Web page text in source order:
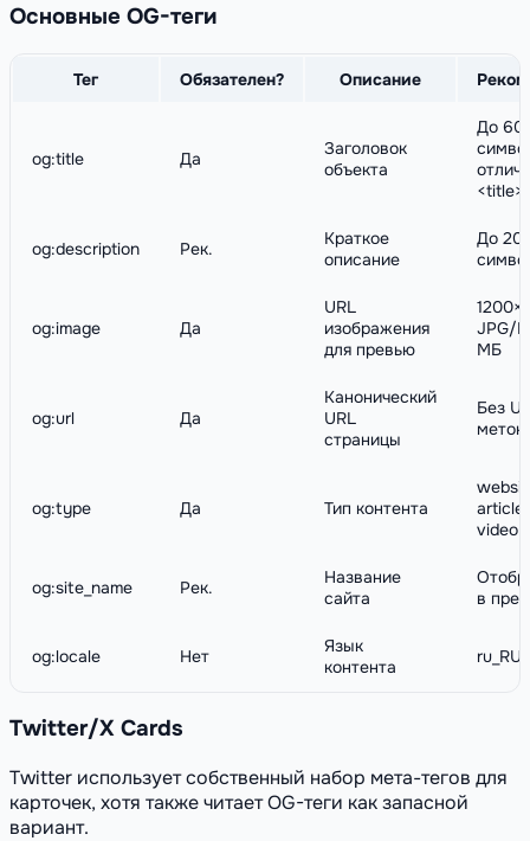
Основные OG-теги
Тег Обязателен? Описание
og:title Да
Заголовок
объекта
До 60
<title>
og:description Рек.
Краткое
описание
До
og:image Да
URL
изображения
для превью
JPG/
МБ
og:url Да
Канонический
URL
страницы
Без
меток
og:type Да Тип контента
og:site_name Рек.
Название
сайта
в
og:locale Нет
Язык
контента
Twitter/X Cards
Twitter использует собственный набор мета-тегов для
карточек, хотя также читает OG-теги как запасной
вариант.